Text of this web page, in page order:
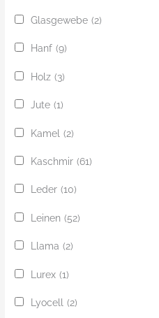
Glasgewebe (2)
Hanf (9)
Holz (3)
Jute (1)
Kamel (2)
Kaschmir (61)
Leder (10)
Leinen (52)
Llama (2)
Lurex (1)
Lyocell (2)